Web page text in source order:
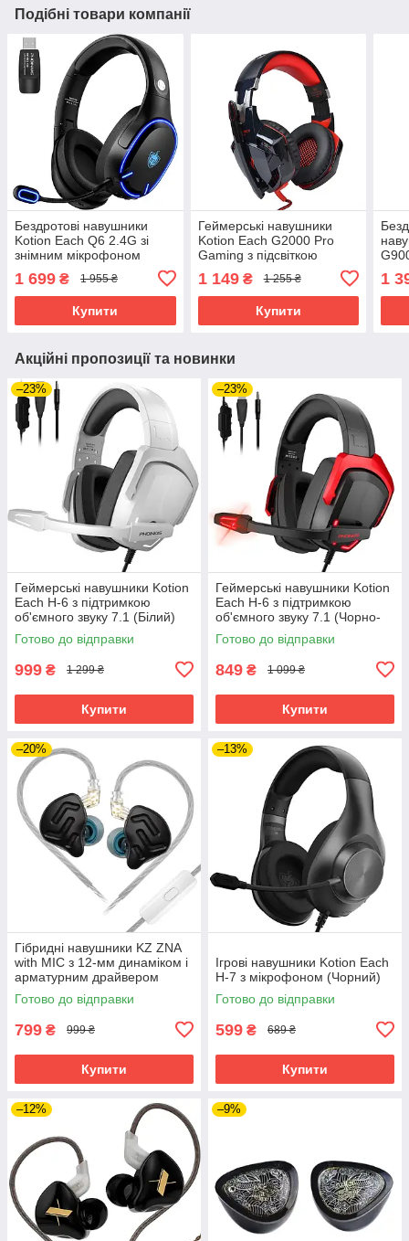
Подібні товари компанії
Бездротові навушники
Kotion Each Q6 2.4G зі
знімним мікрофоном
1 699 ₴ 1 955 ₴
Купити
Геймерські навушники
Kotion Each G2000 Pro
Gaming з підсвіткою
1 149₴ 1 255 ₴
Купити
1
Акційні пропозиції та новинки
–23%
Геймерські навушники Kotion
Each H-6 з підтримкою
об'ємного звуку 7.1 (Білий)
Готово до відправки
999 ₴ 1 299 ₴
Купити
–23%
Геймерські навушники Kotion
Each H-6 з підтримкою
об'ємного звуку 7.1 (Чорно-
червоний)
Готово до відправки
849 ₴ 1 099 ₴
Купити
–20%
Гібридні навушники KZ ZNA
with MIC з 12-мм динаміком і
арматурним драйвером
(Чорний)
Готово до відправки
799 ₴ 999 ₴
Купити
–13%
Ігрові навушники Kotion Each
H-7 з мікрофоном (Чорний)
Готово до відправки
599 ₴ 689 ₴
Купити
–12% –9%